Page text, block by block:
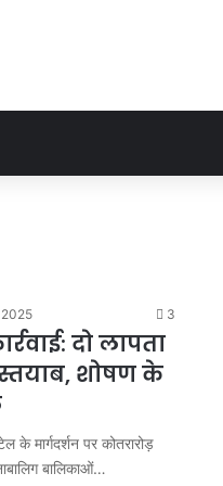
2025 3
दो लापता
शोषण के
के मार्गदर्शन पर कोतरारोड़
बालिकाओं…